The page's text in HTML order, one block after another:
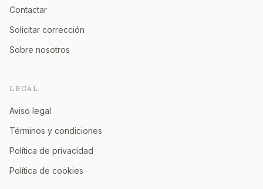
Contactar
Solicitar corrección
Sobre nosotros
LEGAL
Aviso legal
Términos y condiciones
Política de privacidad
Política de cookies